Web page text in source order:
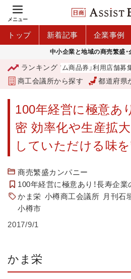
メニュー
トップ 新着記事 企業事例
中小企業と地域の商売繁盛・
ランキング
森市プレミアム商品券」利用店舗募集中（
商工会議所から探す 都道府県
100年経営に極意あ
密 効率化や生産拡
していただける味
商売繁盛カンパニー
100年経営に極意あり！長寿企業
かま栄 小樽商工会議所 月刊石
小樽市
2017/9/1
かま栄